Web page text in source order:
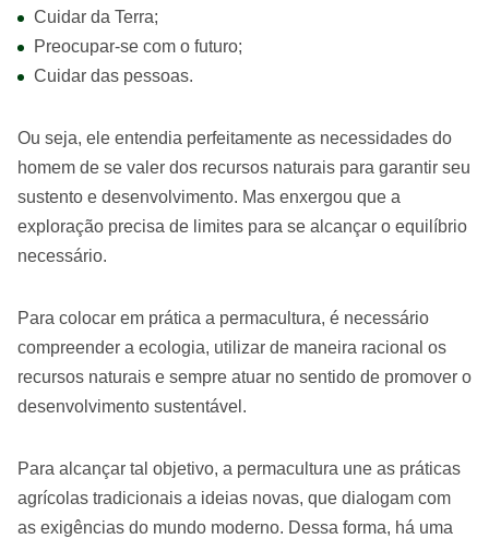
Cuidar da Terra;
Preocupar-se com o futuro;
Cuidar das pessoas.
Ou seja, ele entendia perfeitamente as necessidades do
homem de se valer dos recursos naturais para garantir seu
sustento e desenvolvimento. Mas enxergou que a
exploração precisa de limites para se alcançar o equilíbrio
necessário.
Para colocar em prática a permacultura, é necessário
compreender a ecologia, utilizar de maneira racional os
recursos naturais e sempre atuar no sentido de promover o
desenvolvimento sustentável.
Para alcançar tal objetivo, a permacultura une as práticas
agrícolas tradicionais a ideias novas, que dialogam com
as exigências do mundo moderno. Dessa forma, há uma